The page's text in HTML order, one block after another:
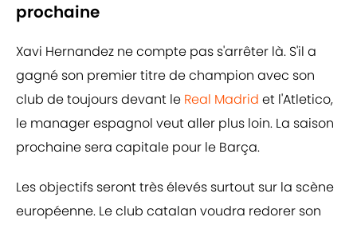
prochaine
Xavi Hernandez ne compte pas s'arrêter là. S'il a
gagné son premier titre de champion avec son
club de toujours devant le Real Madrid et l'Atletico,
le manager espagnol veut aller plus loin. La saison
prochaine sera capitale pour le Barça.
Les objectifs seront très élevés surtout sur la scène
européenne. Le club catalan voudra redorer son